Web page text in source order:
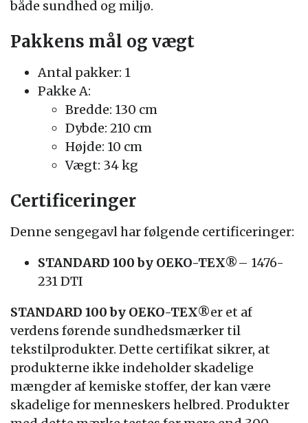
både sundhed og miljø.
Pakkens mål og vægt
Antal pakker: 1
Pakke A:
Bredde: 130 cm
Dybde: 210 cm
Højde: 10 cm
Vægt: 34 kg
Certificeringer
Denne sengegavl har følgende certificeringer:
STANDARD 100 by OEKO-TEX®– 1476-
231 DTI
STANDARD 100 by OEKO-TEX®er et af
verdens førende sundhedsmærker til
tekstilprodukter. Dette certifikat sikrer, at
produkterne ikke indeholder skadelige
mængder af kemiske stoffer, der kan være
skadelige for menneskers helbred. Produkter